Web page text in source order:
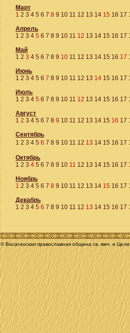
Март
1 2 3 4 5 6 7 8 9 10 11 12 13 14 15 16 17
Апрель
1 2 3 4 5 6 7 8 9 10 11 12 13 14 15 16 17
Май
1 2 3 4 5 6 7 8 9 10 11 12 13 14 15 16 17
Июнь
1 2 3 4 5 6 7 8 9 10 11 12 13 14 15 16 17
Июль
1 2 3 4 5 6 7 8 9 10 11 12 13 14 15 16 17
Август
1 2 3 4 5 6 7 8 9 10 11 12 13 14 15 16 17
Сентябрь
1 2 3 4 5 6 7 8 9 10 11 12 13 14 15 16 17
Октябрь
1 2 3 4 5 6 7 8 9 10 11 12 13 14 15 16 17
Ноябрь
1 2 3 4 5 6 7 8 9 10 11 12 13 14 15 16 17
Декабрь
1 2 3 4 5 6 7 8 9 10 11 12 13 14 15 16 17
© Висагинская православная община св. вмч. и